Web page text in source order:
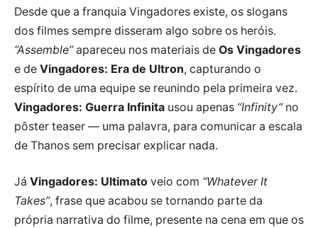
Desde que a franquia Vingadores existe, os slogans
dos filmes sempre disseram algo sobre os heróis.
“Assemble”apareceu nos materiais de Os Vingadores
e de Vingadores: Era de Ultron, capturando o
espírito de uma equipe se reunindo pela primeira vez.
Vingadores: Guerra Infinita usou apenas “Infinity”no
pôster teaser — uma palavra, para comunicar a escala
de Thanos sem precisar explicar nada.
Já Vingadores: Ultimato veio com “Whatever It
Takes”, frase que acabou se tornando parte da
própria narrativa do filme, presente na cena em que os